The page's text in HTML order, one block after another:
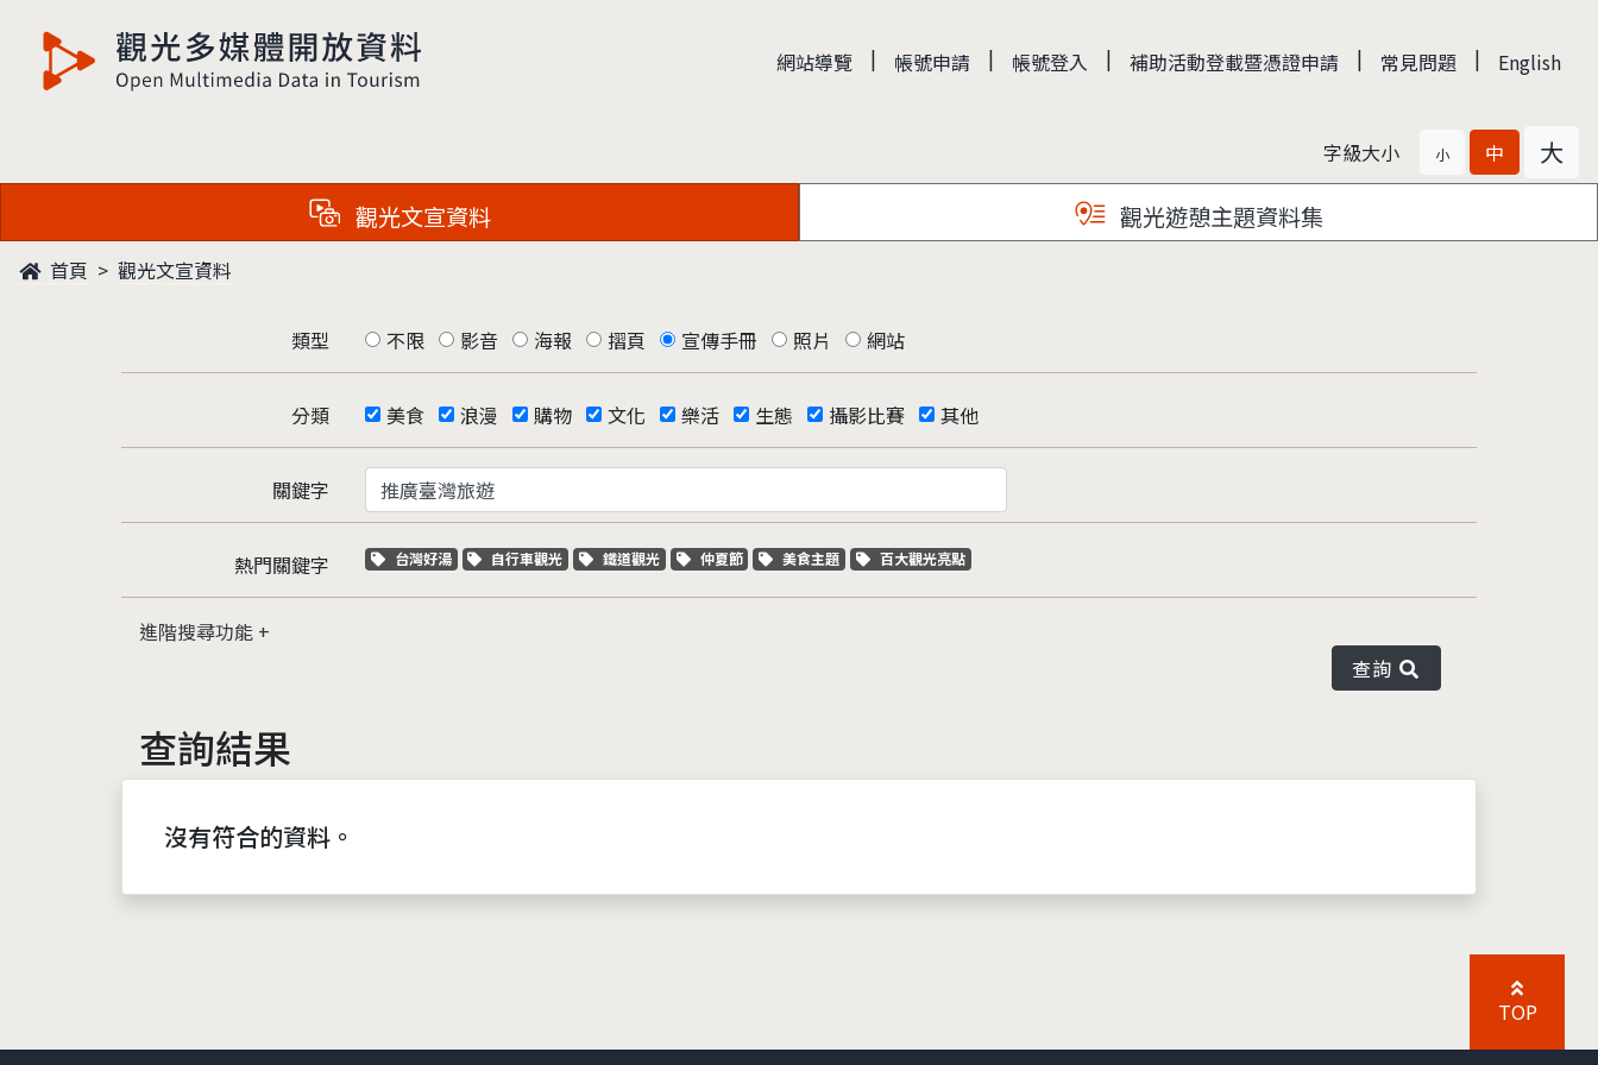
觀光多媒體開放資料 網站導覽 | 帳號申請 | 帳號登入 | 補助活動登載暨憑證申請 | 常見問題 | English
字級大小 小 中 大
觀光文宣資料 觀光遊憩主題資料集
首頁 觀光文宣資料
類型 不限 影音 海報 摺頁 宣傳手冊 照片 網站
分類 美食 浪漫 購物 文化 樂活 生態 攝影比賽 其他
關鍵字
熱門關鍵字 關鍵字標籤
台灣好湯 關鍵字標籤
自行車觀光 關鍵字標籤
鐵道觀光 關鍵字標籤
仲夏節 關鍵字標籤
美食主題 關鍵字標籤
百大觀光亮點
進階搜尋功能
查詢
查詢結果
沒有符合的資料。
TOP